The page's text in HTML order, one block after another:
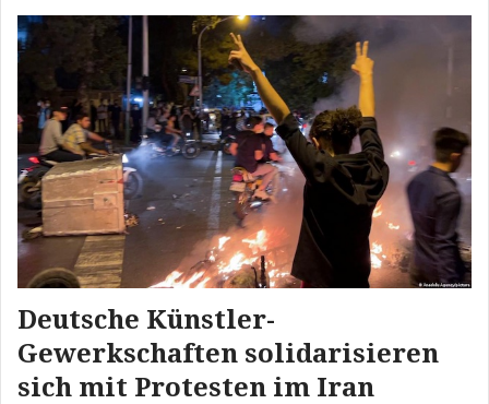
Deutsche Künstler-
Gewerkschaften solidarisieren
sich mit Protesten im Iran